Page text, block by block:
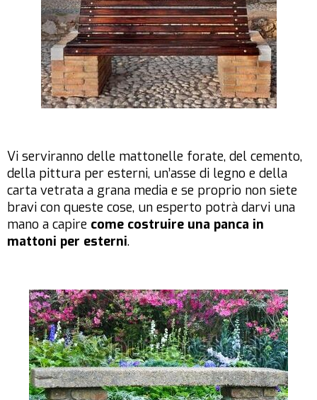
Vi serviranno delle mattonelle forate, del cemento,
della pittura per esterni, un’asse di legno e della
carta vetrata a grana media e se proprio non siete
bravi con queste cose, un esperto potrà darvi una
mano a capire come costruire una panca in
mattoni per esterni.